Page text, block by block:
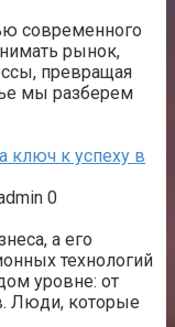
современного
рынок,
превращая
мы разберем
ключ к успеху в
0
а его
технологий
уровне: от
Люди, которые